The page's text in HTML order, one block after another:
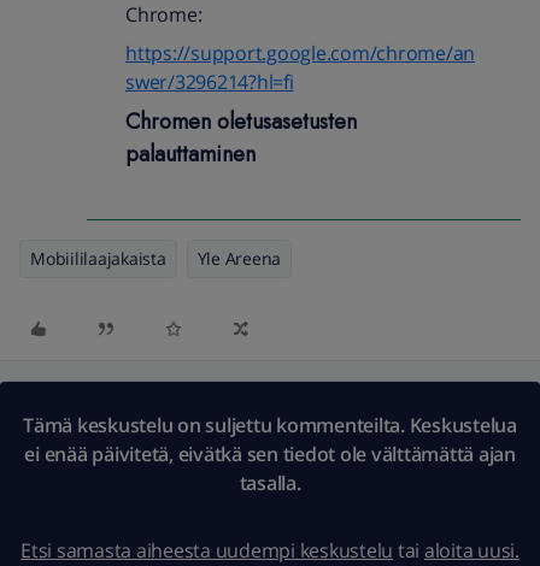
Chrome:
https://support.google.com/chrome/an
swer/3296214?hl=fi
Chromen oletusasetusten
palauttaminen
Mobiililaajakaista Yle Areena
Tämä keskustelu on suljettu kommenteilta. Keskustelua
ei enää päivitetä, eivätkä sen tiedot ole välttämättä ajan
tasalla.
Etsi samasta aiheesta uudempi keskustelu tai aloita uusi.